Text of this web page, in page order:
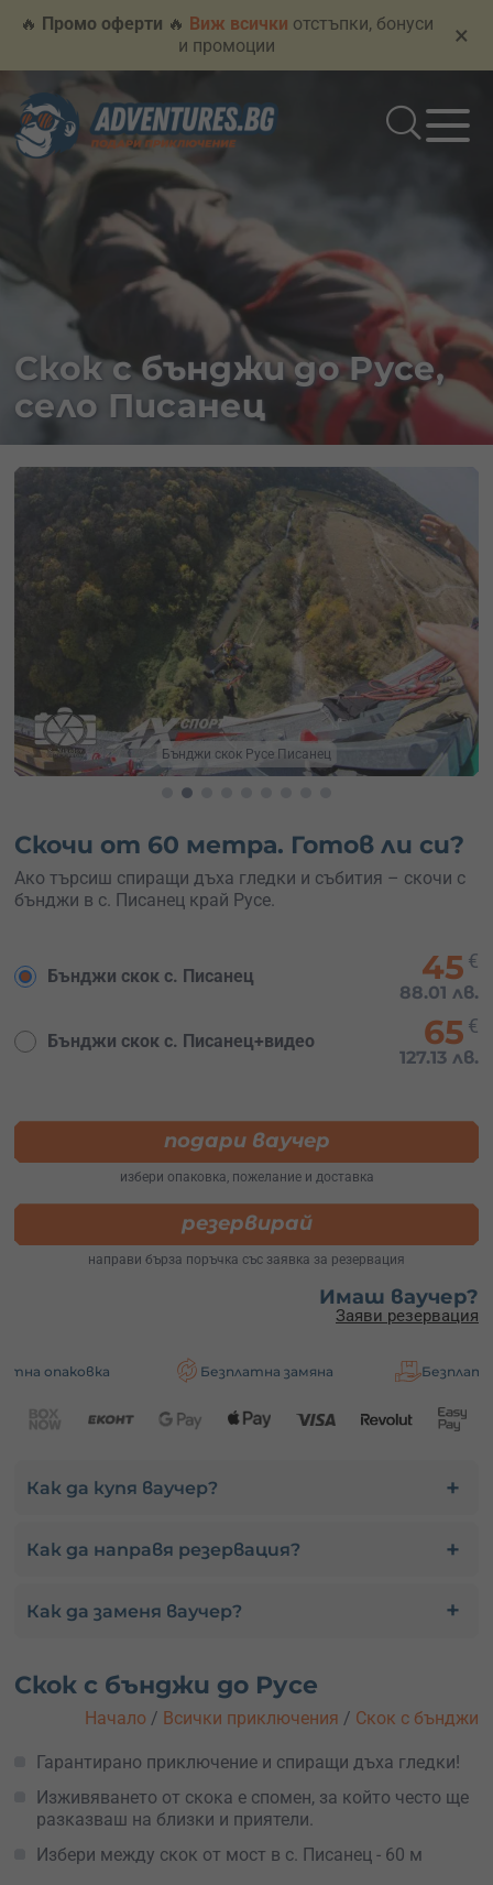
🔥 Промо оферти 🔥 Виж всички отстъпки, бонуси
и промоции
×
Скок с бънджи до Русе,
село Писанец
Бънджи скок Русе
Скочи от 60 метра. Готов ли си?
Ако търсиш спиращи дъха гледки и събития – скочи с
бънджи в с. Писанец край Русе.
Бънджи скок с. Писанец 45 €
88.01 лв.
Бънджи скок с. Писанец+видео 65 €
127.13 лв.
подари ваучер
избери опаковка, пожелание и доставка
резервирай
направи бърза поръчка със заявка за резервация
Имаш ваучер?
Заяви резервация
Безплатна замяна Безплатна доставка
Как да купя ваучер?
Как да направя резервация?
Как да заменя ваучер?
Скок с бънджи до Русе
Начало / Всички приключения / Скок с бънджи
Гарантирано приключение и спиращи дъха гледки!
Изживяването от скока е спомен, за който често ще
разказваш на близки и приятели.
Избери между скок от мост в с. Писанец - 60 м